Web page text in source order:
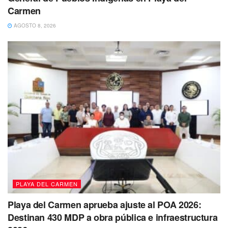
Carmen
AGOSTO 8, 2026
PLAYA DEL CARMEN
Playa del Carmen aprueba ajuste al POA 2026:
Destinan 430 MDP a obra pública e infraestructura